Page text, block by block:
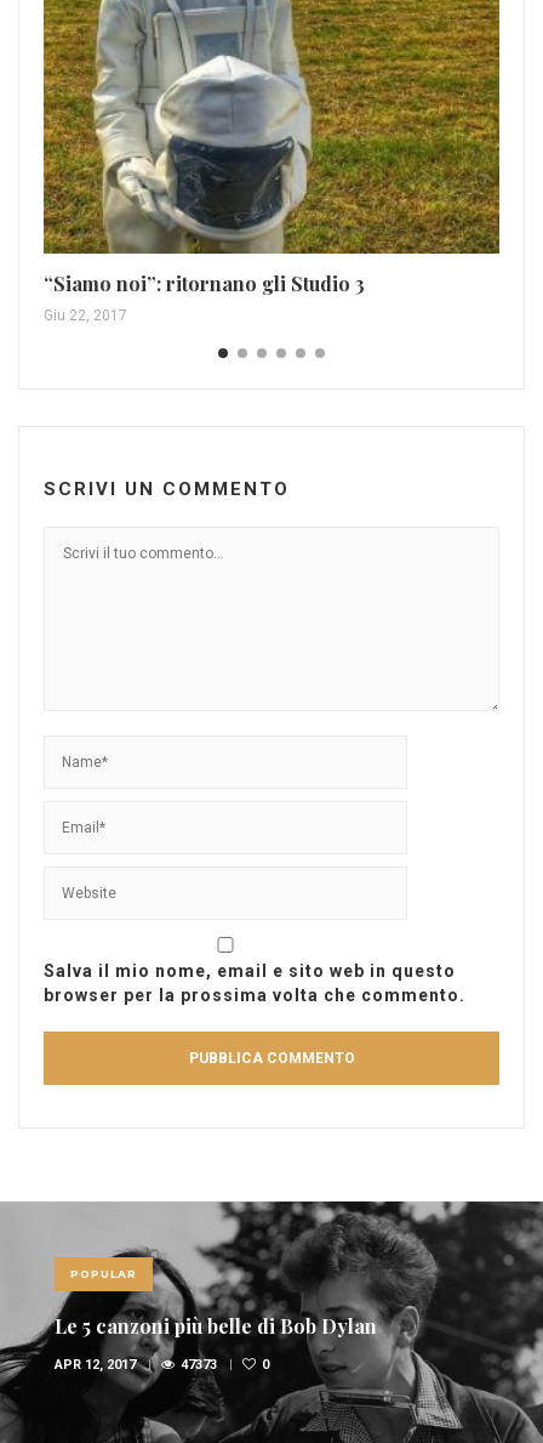
“Siamo noi”: ritornano gli Studio 3
Giu 22, 2017
SCRIVI UN COMMENTO
Salva il mio nome, email e sito web in questo
browser per la prossima volta che commento.
POPULAR
Le 5 canzoni più belle di Bob Dylan
APR 12, 2017 47373 0